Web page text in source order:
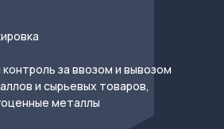
за ввозом и вывозом
и сырьевых товаров,
металлы